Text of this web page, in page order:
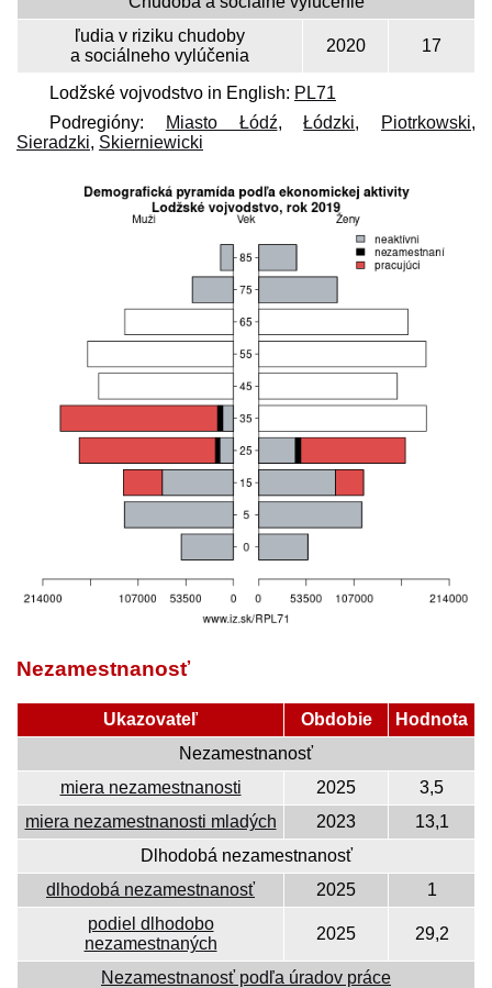
ľudia v riziku chudoby
a sociálneho vylúčenia
2020 17
Lodžské vojvodstvo in English: PL71
Podregióny:
Miasto Łódź,Łódzki, Piotrkowski,
Sieradzki, Skierniewicki
Nezamestnanosť
Ukazovateľ Obdobie
Hodnota
Nezamestnanosť
miera nezamestnanosti
2025
3,5
miera nezamestnanosti mladých
2023
13,1
Dlhodobá nezamestnanosť
dlhodobá nezamestnanosť
2025
1
podiel dlhodobo
nezamestnaných
2025 29,2
Nezamestnanosť podľa úradov práce